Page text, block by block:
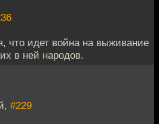
что идет война на выживание
в ней народов.
#229